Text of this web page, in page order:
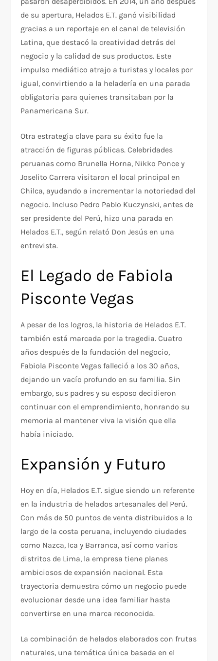
de su apertura, Helados E.T. ganó visibilidad
gracias a un reportaje en el canal de televisión
Latina, que destacó la creatividad detrás del
negocio y la calidad de sus productos. Este
impulso mediático atrajo a turistas y locales por
igual, convirtiendo a la heladería en una parada
obligatoria para quienes transitaban por la
Panamericana Sur.
Otra estrategia clave para su éxito fue la
atracción de figuras públicas. Celebridades
peruanas como Brunella Horna, Nikko Ponce y
Joselito Carrera visitaron el local principal en
Chilca, ayudando a incrementar la notoriedad del
negocio. Incluso Pedro Pablo Kuczynski, antes de
ser presidente del Perú, hizo una parada en
Helados E.T., según relató Don Jesús en una
entrevista.
El Legado de Fabiola
Pisconte Vegas
A pesar de los logros, la historia de Helados E.T.
también está marcada por la tragedia. Cuatro
años después de la fundación del negocio,
Fabiola Pisconte Vegas falleció a los 30 años,
dejando un vacío profundo en su familia. Sin
embargo, sus padres y su esposo decidieron
continuar con el emprendimiento, honrando su
memoria al mantener viva la visión que ella
había iniciado.
Expansión y Futuro
Hoy en día, Helados E.T. sigue siendo un referente
en la industria de helados artesanales del Perú.
Con más de 50 puntos de venta distribuidos a lo
largo de la costa peruana, incluyendo ciudades
como Nazca, Ica y Barranca, así como varios
distritos de Lima, la empresa tiene planes
ambiciosos de expansión nacional. Esta
trayectoria demuestra cómo un negocio puede
evolucionar desde una idea familiar hasta
convertirse en una marca reconocida.
La combinación de helados elaborados con frutas
naturales, una temática única basada en el